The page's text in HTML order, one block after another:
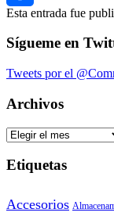
Compartir
Esta entrada fue
Sígueme en
Tweets por el
Archivos
Archivos
Etiquetas
Accesorios